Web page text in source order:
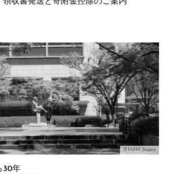
©MdM Japan
30年